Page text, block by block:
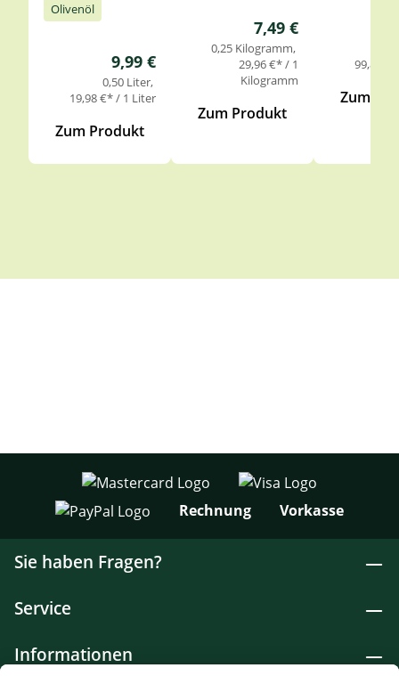
Olivenöl
Regulärer Preis:
9,99 €
0,50 Liter
19,98 €* / 1 Liter
Zum Produkt
Regulärer Preis:
7,49 €
0,25 Kilogramm
29,96 €* / 1
Kilogramm
Zum Produkt
99,85
Zum
Rechnung Vorkasse
Sie haben Fragen?
Service
Informationen